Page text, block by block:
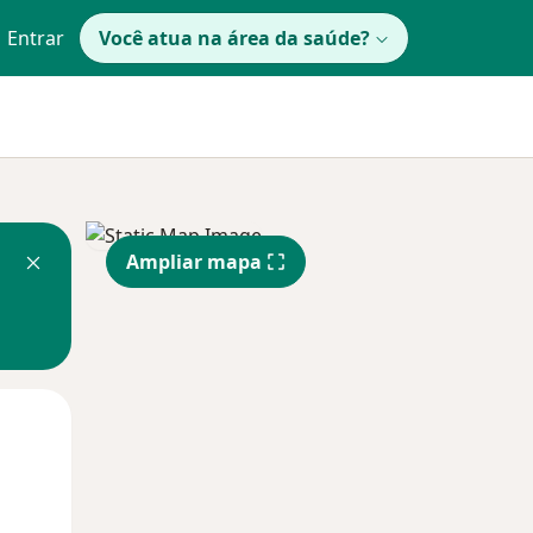
Entrar Você atua na área da saúde?
Ampliar mapa